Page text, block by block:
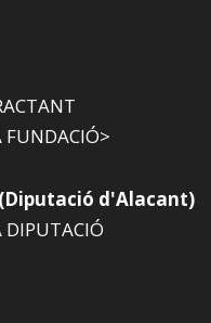
FUNDACIÓ>
d'Alacant)
DIPUTACIÓ